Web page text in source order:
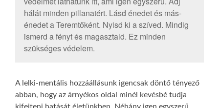
hálát minden pillanatért. Lásd énedet és más-
énedet a Teremtőként. Nyisd ki a szíved. Mindig
ismerd a fényt és magasztald. Ez minden
szükséges védelem.
A lelki-mentális hozzáállásunk igencsak döntő tényező
abban, hogy az árnyékos oldal minél kevésbé tudja